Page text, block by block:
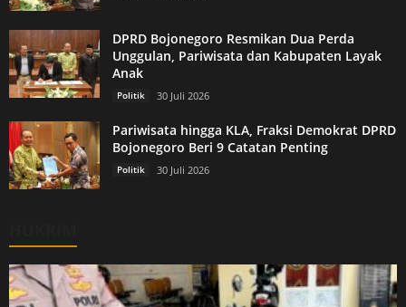
DPRD Bojonegoro Resmikan Dua Perda
Unggulan, Pariwisata dan Kabupaten Layak
Anak
Politik 30 Juli 2026
Pariwisata hingga KLA, Fraksi Demokrat DPRD
Bojonegoro Beri 9 Catatan Penting
Politik 30 Juli 2026